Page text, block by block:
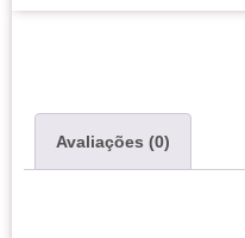
Avaliações (0)